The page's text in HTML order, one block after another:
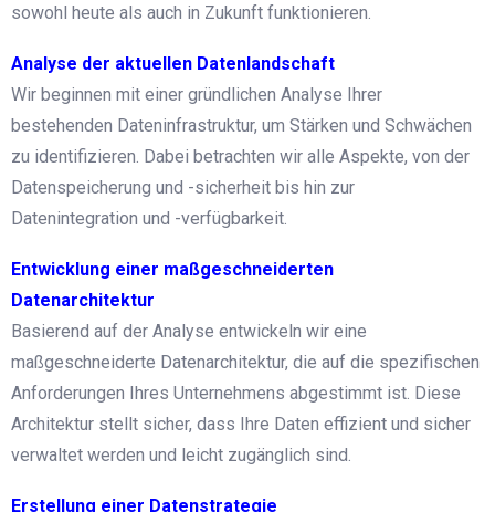
sowohl heute als auch in Zukunft funktionieren.
Analyse der aktuellen Datenlandschaft
Wir beginnen mit einer gründlichen Analyse Ihrer
bestehenden Dateninfrastruktur, um Stärken und Schwächen
zu identifizieren. Dabei betrachten wir alle Aspekte, von der
Datenspeicherung und -sicherheit bis hin zur
Datenintegration und -verfügbarkeit.
Entwicklung einer maßgeschneiderten
Datenarchitektur
Basierend auf der Analyse entwickeln wir eine
maßgeschneiderte Datenarchitektur, die auf die spezifischen
Anforderungen Ihres Unternehmens abgestimmt ist. Diese
Architektur stellt sicher, dass Ihre Daten effizient und sicher
verwaltet werden und leicht zugänglich sind.
Erstellung einer Datenstrategie